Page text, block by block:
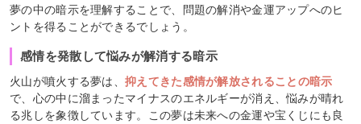
夢の中の暗示を理解することで、問題の解消や金運アップへのヒ
ントを得ることができるでしょう。
感情を発散して悩みが解消する暗示
火山が噴火する夢は、 抑えてきた感情が解放されることの暗示
で、心の中に溜まったマイナスのエネルギーが消え、悩みが晴れ
る兆しを象徴しています。この夢は未来への金運や宝くじにも良